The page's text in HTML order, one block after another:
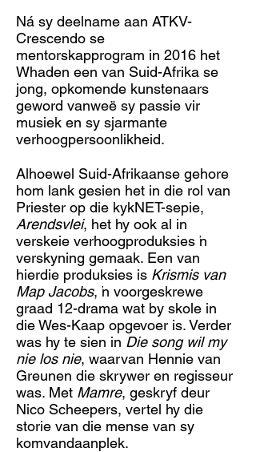
Ná sy deelname aan ATKV-
Crescendo se
mentorskapprogram in 2016 het
Whaden een van Suid-Afrika se
jong, opkomende kunstenaars
geword vanweë sy passie vir
musiek en sy sjarmante
verhoogpersoonlikheid.
Alhoewel Suid-Afrikaanse gehore
hom lank gesien het in die rol van
Priester op die kykNET-sepie,
Arendsvlei, het hy ook al in
verskeie verhoogproduksies 'n
verskyning gemaak. Een van
hierdie produksies is Krismis van
Map Jacobs, 'n voorgeskrewe
graad 12-drama wat by skole in
die Wes-Kaap opgevoer is. Verder
was hy te sien in Die song wil my
nie los nie, waarvan Hennie van
Greunen die skrywer en regisseur
was. Met Mamre, geskryf deur
Nico Scheepers, vertel hy die
storie van die mense van sy
komvandaanplek.